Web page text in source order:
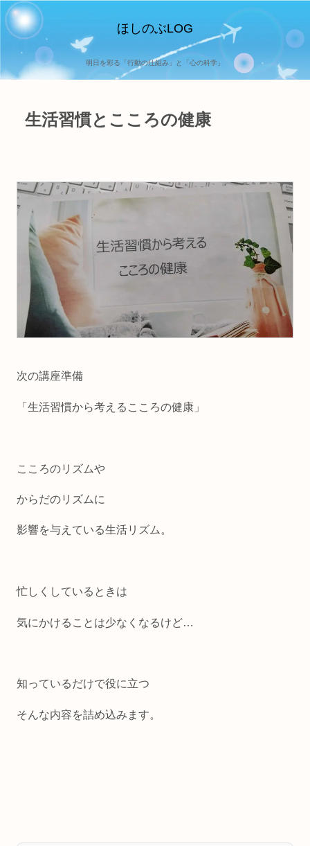
ほしのぶLOG
明日を彩る「行動の仕組み」と「心の科学」
生活習慣とこころの健康
次の講座準備
「生活習慣から考えるこころの健康」
こころのリズムや
からだのリズムに
影響を与えている生活リズム。
忙しくしているときは
気にかけることは少なくなるけど…
知っているだけで役に立つ
そんな内容を詰め込みます。